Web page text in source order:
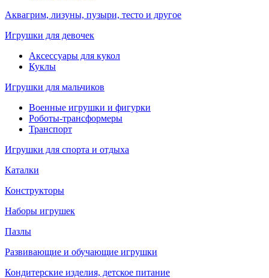
Аквагрим, лизуны, пузыри, тесто и другое
Игрушки для девочек
Аксессуары для кукол
Куклы
Игрушки для мальчиков
Военные игрушки и фигурки
Роботы-трансформеры
Транспорт
Игрушки для спорта и отдыха
Каталки
Конструкторы
Наборы игрушек
Пазлы
Развивающие и обучающие игрушки
Кондитерские изделия, детское питание